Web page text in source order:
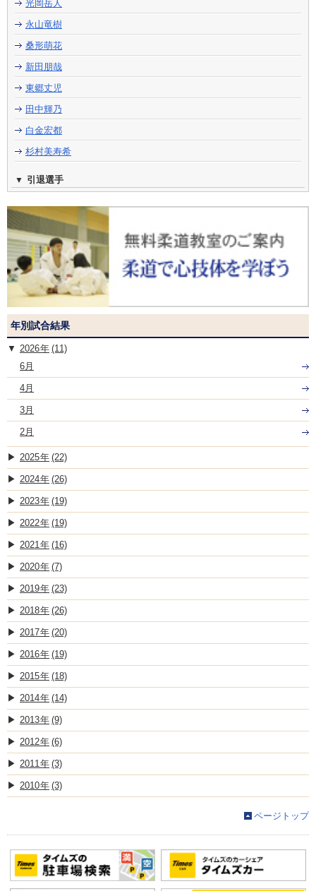
光岡岳人
永山竜樹
桑形萌花
新田朋哉
東郷丈児
田中輝乃
白金宏都
杉村美寿希
引退選手
年別試合結果
2026
(11)
6月
4月
3月
2月
2025 (22)
2024 (26)
2023 (19)
2022 (19)
2021 (16)
2020 (7)
2019 (23)
2018 (26)
2017 (20)
2016 (19)
2015 (18)
2014 (14)
2013 (9)
2012 (6)
2011 (3)
2010 (3)
ページトップ